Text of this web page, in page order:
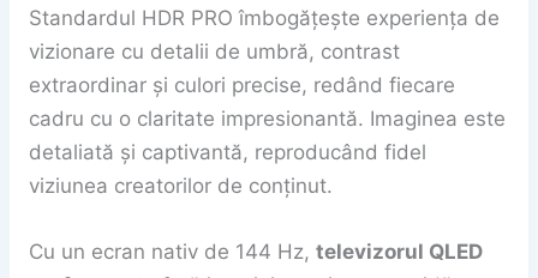
Standardul HDR PRO îmbogățește experiența de
vizionare cu detalii de umbră, contrast
extraordinar și culori precise, redând fiecare
cadru cu o claritate impresionantă. Imaginea este
detaliată și captivantă, reproducând fidel
viziunea creatorilor de conținut.
Cu un ecran nativ de 144 Hz, televizorul QLED